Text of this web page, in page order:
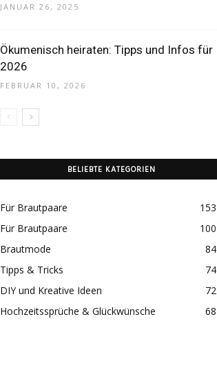
JANUAR 26, 2025
Ökumenisch heiraten: Tipps und Infos für
2026
FEBRUAR 10, 2026
BELIEBTE KATEGORIEN
Für Brautpaare
153
Für Brautpaare
100
Brautmode
84
Tipps & Tricks
74
DIY und Kreative Ideen
72
Hochzeitssprüche & Glückwünsche
68